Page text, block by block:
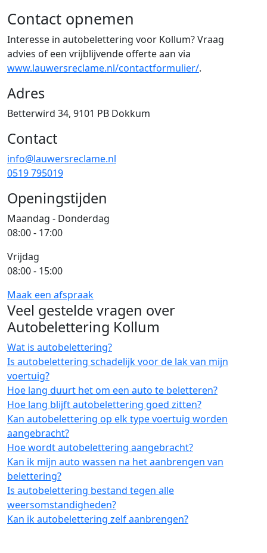
Contact opnemen
Interesse in autobelettering voor Kollum? Vraag
advies of een vrijblijvende offerte aan via
www.lauwersreclame.nl/contactformulier/.
Adres
Betterwird 34, 9101 PB Dokkum
Contact
info@lauwersreclame.nl
0519 795019
Openingstijden
Maandag - Donderdag
08:00 - 17:00
Vrijdag
08:00 - 15:00
Maak een afspraak
Veel gestelde vragen over
Autobelettering Kollum
Wat is autobelettering?
Is autobelettering schadelijk voor de lak van mijn
voertuig?
Hoe lang duurt het om een auto te beletteren?
Hoe lang blijft autobelettering goed zitten?
Kan autobelettering op elk type voertuig worden
aangebracht?
Hoe wordt autobelettering aangebracht?
Kan ik mijn auto wassen na het aanbrengen van
belettering?
Is autobelettering bestand tegen alle
weersomstandigheden?
Kan ik autobelettering zelf aanbrengen?